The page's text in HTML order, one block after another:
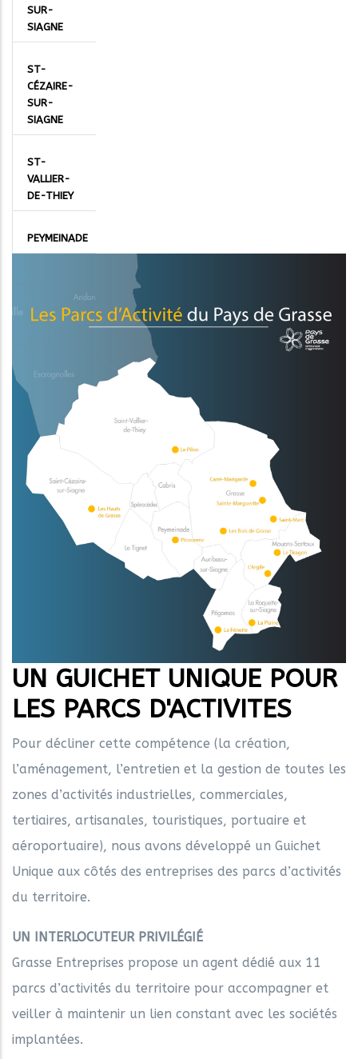
SUR-
SIAGNE
ST-
CÉZAIRE-
SUR-
SIAGNE
ST-
VALLIER-
DE-THIEY
PEYMEINADE
UN GUICHET UNIQUE POUR
LES PARCS D'ACTIVITES
Pour décliner cette compétence (la création,
l’aménagement, l’entretien et la gestion de toutes les
zones d’activités industrielles, commerciales,
tertiaires, artisanales, touristiques, portuaire et
aéroportuaire), nous avons développé un Guichet
Unique aux côtés des entreprises des parcs d’activités
du territoire.
UN INTERLOCUTEUR PRIVILÉGIÉ
Grasse Entreprises propose un agent dédié aux 11
parcs d’activités du territoire pour accompagner et
veiller à maintenir un lien constant avec les sociétés
implantées.